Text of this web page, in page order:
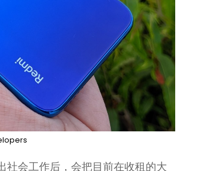
社会工作后，会把目前在收租的大